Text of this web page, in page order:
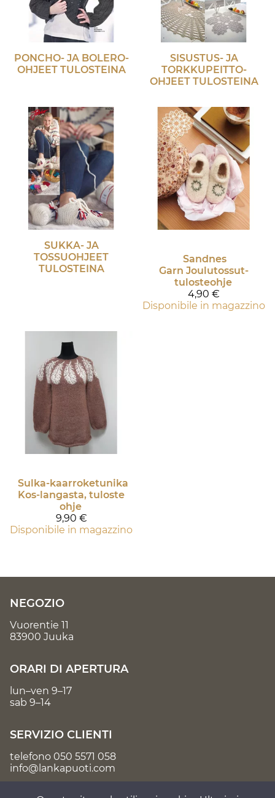
PONCHO- JA BOLERO-
OHJEET TULOSTEINA
SISUSTUS- JA
TORKKUPEITTO-
OHJEET TULOSTEINA
SUKKA- JA
TOSSUOHJEET
TULOSTEINA
Sandnes
Garn Joulutossut-
tulosteohje
4,90 €
Disponibile in magazzino
Sulka-kaarroketunika
Kos-langasta, tuloste
ohje
9,90 €
Disponibile in magazzino
NEGOZIO
Vuorentie 11
83900 Juuka
ORARI DI APERTURA
lun–ven 9–17
sab 9–14
SERVIZIO CLIENTI
telefono 050 5571 058
info@lankapuoti.com